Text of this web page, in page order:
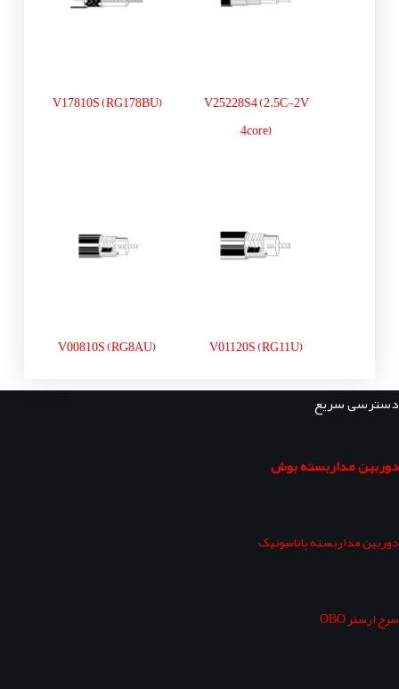
V25228S4 (2.5C-2V
4core)
V17810S (RG178BU)
V01120S (RG11U)
V00810S (RG8AU)
دسترسی سریع
دوربین مداربسته بوش
دوربین مداربسته پاناسونیک
سرج ارستر OBO